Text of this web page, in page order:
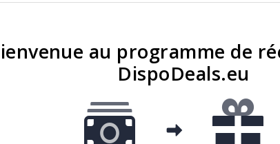
au programme de
DispoDeals.eu